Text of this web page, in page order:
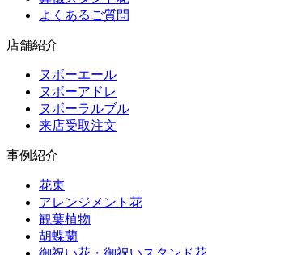
よくあるご質問
店舗紹介
ヌボーエール
ヌボーアドレ
ヌボーラルブル
来店受取注文
事例紹介
花束
アレンジメント花
観葉植物
胡蝶蘭